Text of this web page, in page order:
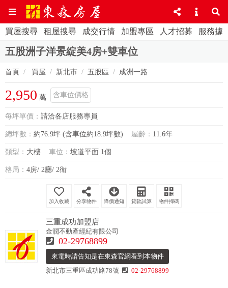
買屋搜尋 租屋搜尋 成交行情 加盟專區 人才招募 服務據
五股洲子洋景綻美4房+雙車位
首頁 買屋 新北市 五股區 成洲一路
2,950 萬 含車位價格
每坪單價： 請洽各店服務專員
總坪數： 約76.9坪 (含車位約18.9坪數) 屋齡： 11.6年
類型： 大樓 車位： 坡道平面 1個
格局： 4房/ 2廳/ 2衛
分享物件 降價通知 貸款試算 物件掃碼
三重成功加盟店
金潤不動產經紀有限公司
02-29768899
來電時請告知是在東森官網看到本物件
新北市三重區成功路78號
02-29768899